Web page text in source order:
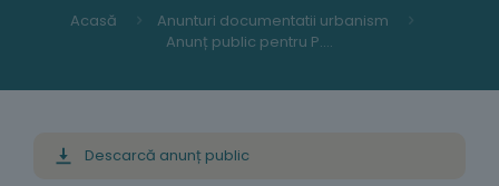
Acasă
Anunturi documentatii urbanism
Anunț public pentru P.U.Z. ÎN VEDEREA PUNERII ÎN VALOARE A PEISAJULUI CULTURAL, NATURAL, CONSTRUIT ȘI PROTEJAREA ARHITECTURAL-URBANISTICĂ A ZONEI ADIACENTE GRAJDURILOR FOSTEI HERGHELII MARGHILOMAN, MUN. BUZĂU
Descarcă anunț public